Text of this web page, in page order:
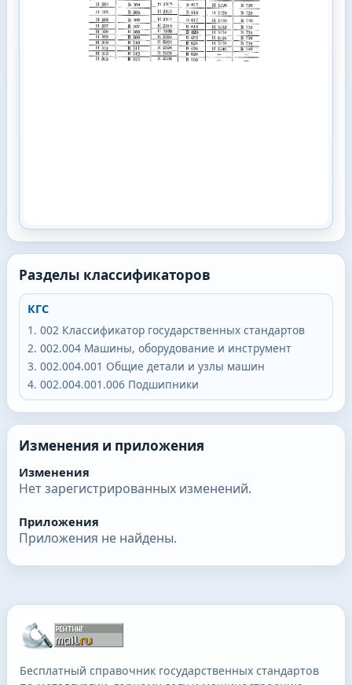
Разделы классификаторов
КГС
002 Классификатор государственных стандартов
002.004 Машины, оборудование и инструмент
002.004.001 Общие детали и узлы машин
002.004.001.006 Подшипники
Изменения и приложения
Изменения
Нет зарегистрированных изменений.
Приложения
Приложения не найдены.
Бесплатный справочник государственных стандартов